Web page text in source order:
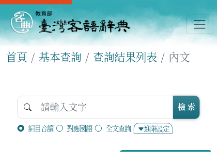
首頁 基本查詢 查詢結果列表 內文
詞目音讀 對應國語 全文查詢 進階設定
檢 索